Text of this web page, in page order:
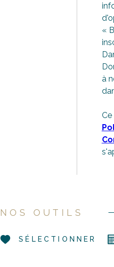
«
à
NOS OUTILS
SÉLECTIONNER